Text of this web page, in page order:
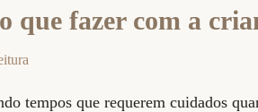
que fazer com a
tempos que requerem cuidados